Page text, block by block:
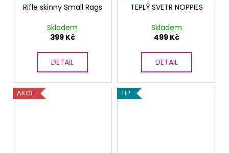
Rifle skinny Small Rags
Skladem
399 Kč
DETAIL
TEPLÝ SVETR NOPPIES
Skladem
499 Kč
DETAIL
AKCE TIP